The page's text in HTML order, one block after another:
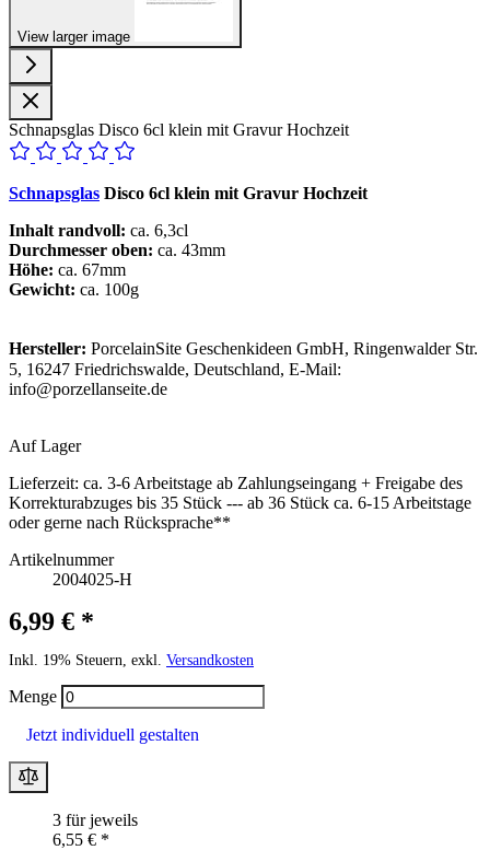
View larger image
Schnapsglas Disco 6cl klein mit Gravur Hochzeit
Schnapsglas Disco 6cl klein mit Gravur Hochzeit
Inhalt randvoll: ca. 6,3cl
Durchmesser oben: ca. 43mm
Höhe: ca. 67mm
Gewicht: ca. 100g
Hersteller: PorcelainSite Geschenkideen GmbH, Ringenwalder Str.
5, 16247 Friedrichswalde, Deutschland, E-Mail:
info@porzellanseite.de
Auf Lager
Lieferzeit: ca. 3-6 Arbeitstage ab Zahlungseingang + Freigabe des
Korrekturabzuges bis 35 Stück --- ab 36 Stück ca. 6-15 Arbeitstage
oder gerne nach Rücksprache**
Artikelnummer
2004025-H
6,99 € *
Inkl. 19% Steuern, exkl. Versandkosten
Menge
Jetzt individuell gestalten
3 für jeweils
6,55 € *